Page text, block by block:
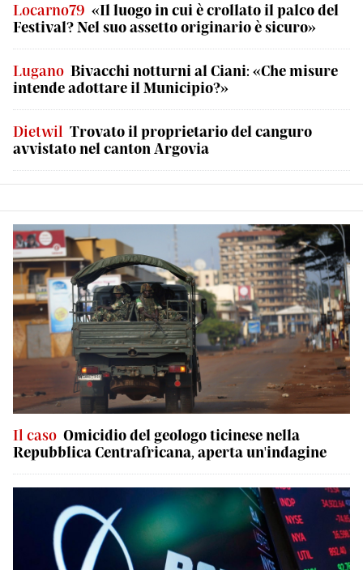
Locarno79 «Il luogo in cui è crollato il palco del
Festival? Nel suo assetto originario è sicuro»
Lugano Bivacchi notturni al Ciani: «Che misure
intende adottare il Municipio?»
Dietwil Trovato il proprietario del canguro
avvistato nel canton Argovia
Il caso Omicidio del geologo ticinese nella
Repubblica Centrafricana, aperta un'indagine